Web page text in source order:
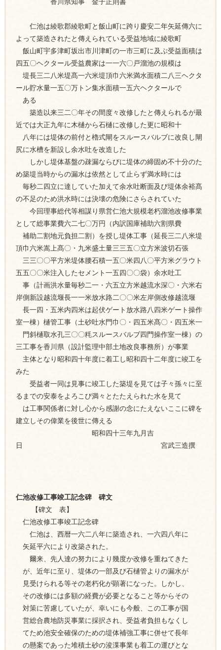
香川県知事 金子正則書
仁池は綾歌郡綾歌町と飯山町に跨り慶安二年矢延傳六に
よって築造されたと傳えられている受益地域に綾歌町
飯山町宇多津町坂出市川津町の一市三町に及ぶ受益面積は
四五〇ヘクタール受益農家は一一六〇戸溜池の規模は
堤長三二八米堤髙一六米堤頂巾六米満水面積二八三ヘクタ
ール貯水量一五〇万トン集水面積一五六ヘクタールで
ある
築造以来三二〇年その間度々改修したと傳えられるが最
近では大正九年に木樋から石樋に改修した更に昭和十
八年には堤体の前付と櫓式閘をスルースバルブに改良し閘
尻に水槽を新設し余水吐を改造した
しかし堤体基盤の疎漏ならびに堤体の締固め不十分のた
め築堤当時からの漏水は依然として止らず満水時には
毎秒二四立に達していた加えて余水吐断面及び堤体余裕髙
の不足のため洪水時には決壊の危険にさらされていた
今回理事総代等相謀り県営仁池大規模老朽溜池改修事業
として総事業費六二七〇万円（内訳国庫補助六割県費
補助二割地元負担二割）を授し堤体工事（延長三二八米堤
頂巾六米嵩上髙〇・九米盛土量三三五〇立方米波切石張
三三〇〇平方米堤体腰石積一五〇米四八〇平方米グラウト
五五〇〇米注入したセメント一五四〇〇袋）余水吐工
事（計画洪水量毎秒二一・六五立方米越流水深〇・六米右
岸側新設越流堰長一一米放水路二〇〇米左岸側改修越流堰
長一四・五米内四米は起伏ゲート放水路八四米ゲート操作
室一棟）樋管工事（土砂吐水門巾〇・四五米髙〇・四五米一
門斜樋取水孔三〇〇粍スルースバルブ四門操作室一棟）の
三工事を香川県（設計監理中部土地改良事務所）が事業
主体となり昭和四十年度に着工し昭和四十二年度に竣工を
みた
受益者一同は見事に竣工した築堤を見ては子々孫々に至
るまでの安泰をよろこび満々とたたえられた水を見て
は工事関係者に対し心から感謝の念にたえないここに碑を
建立しその偉業を後世に傳える
昭和四十三年九月吉
日 宮武三造撰
仁池改修工事竣工記念碑 碑文
【碑文 表】
仁池改修工事竣工記念碑
仁池は、西暦一六二八年に築造され、一六四八年に
矢延平六により改築された。
爾来、先人達の努力により幾度か改修を重ねてきた
が、近年に至り、堤体の一部及び石樋管よりの漏水が
見受けられる等その老朽化が顕著になった。しかし、
その改修には多額の経費が必要となること等からその
対策に苦慮していたが、幸いにも今般、この工事が国
営総合農地防災事業に採択され、受益者負担もなくし
てため池安全確保のための堤体補強工事に併せて長年
の懸案であった堆積土砂の浚渫事業も着工の運びとな